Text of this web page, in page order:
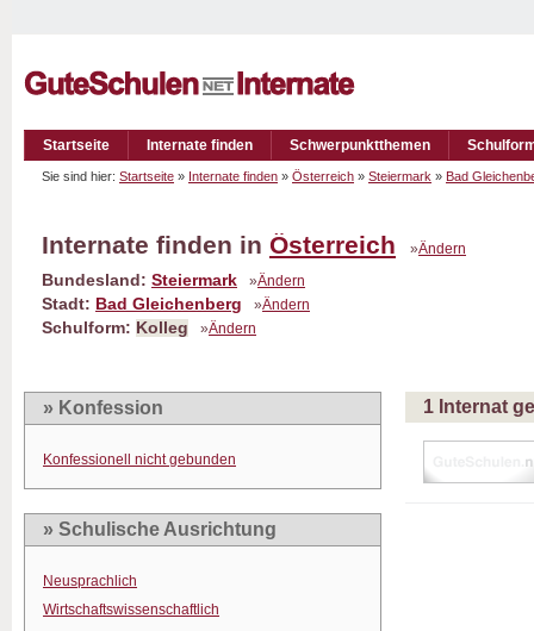
Startseite Internate finden Schwerpunktthemen
Sie sind hier: Startseite » Internate finden » Österreich » Steiermark » Bad
Internate finden in Österreich »Ändern
Bundesland: Steiermark »Ändern
Stadt: Bad Gleichenberg »Ändern
Schulform: Kolleg »Ändern
» Konfession
Konfessionell nicht gebunden
» Schulische Ausrichtung
Neusprachlich
Wirtschaftswissenschaftlich
1 Internat